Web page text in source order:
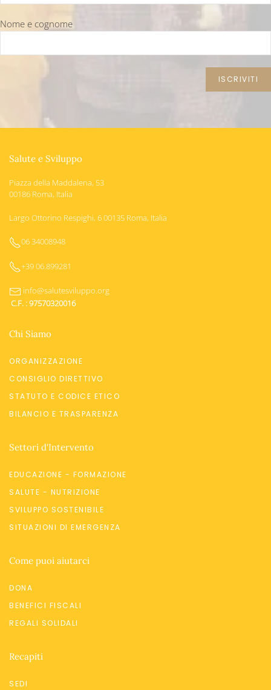
Nome e cognome
Salute e Sviluppo
Piazza della Maddalena, 53
00186 Roma, Italia
Largo Ottorino Respighi, 6 00135 Roma, Italia
06 34008948
+39 06.899281
info@salutesviluppo.org
C.F. : 97570320016
Chi Siamo
ORGANIZZAZIONE
CONSIGLIO DIRETTIVO
STATUTO E CODICE ETICO
BILANCIO E TRASPARENZA
Settori d'Intervento
EDUCAZIONE - FORMAZIONE
SALUTE - NUTRIZIONE
SVILUPPO SOSTENIBILE
SITUAZIONI DI EMERGENZA
Come puoi aiutarci
DONA
BENEFICI FISCALI
REGALI SOLIDALI
Recapiti
SEDI